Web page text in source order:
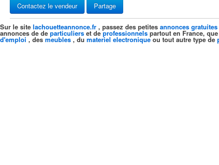
Contactez le vendeur Partage
Sur le site lachouetteannonce.fr , passez des petites annonces gratuites
annonces de de particuliers et deprofessionnels partout en France,
d'emploi , des meubles , du materiel electroniqueou tout autre type de